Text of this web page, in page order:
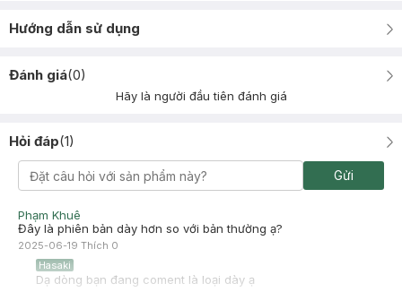
Hướng dẫn sử dụng
Đánh giá(0)
Hãy là người đầu tiên đánh giá
Hỏi đáp(1)
Gửi
Phạm Khuê
Đây là phiên bản dày hơn so với bản thường ạ?
2025-06-19 Thích 0
Hasaki
Dạ dòng bạn đang coment là loại dày ạ